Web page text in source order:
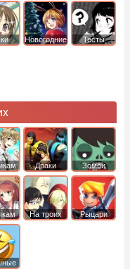
Новогодние Тесты
Драки Зомби
На троих Рыцари